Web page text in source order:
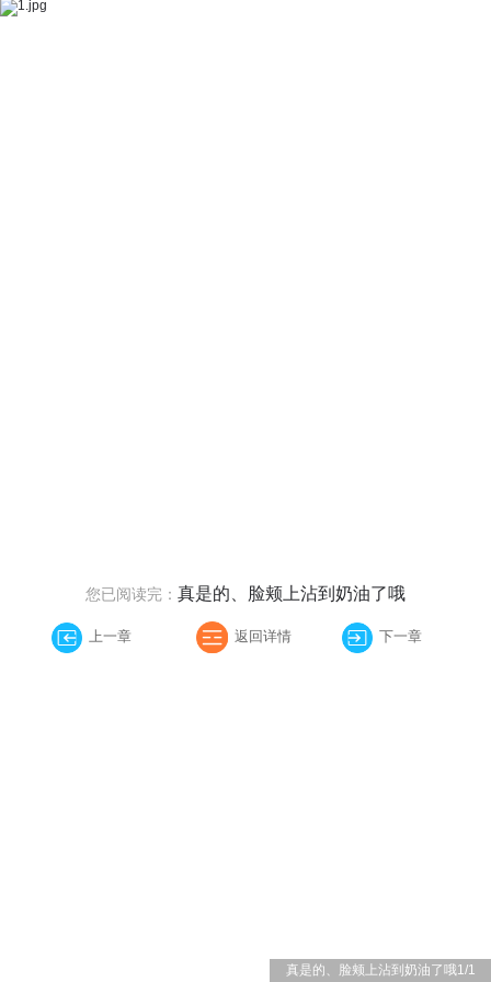
真是的、脸颊上沾到奶油了哦1/1
您已阅读完： 真是的、脸颊上沾到奶油了哦
上一章 返回详情 下一章